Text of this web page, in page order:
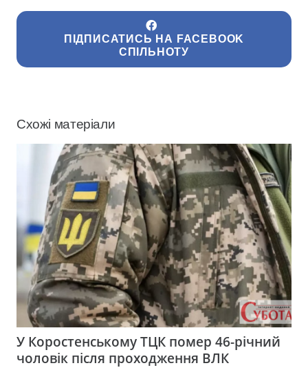
ПІДПИСАТИСЬ НА FACEBOOK
СПІЛЬНОТУ
Схожі матеріали
У Коростенському ТЦК помер 46-річний
чоловік після проходження ВЛК